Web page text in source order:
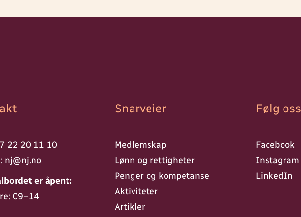
22 20 11 10
nj@nj.no
er åpent:
09–14
Snarveier
Medlemskap
Lønn og rettigheter
Penger og kompetanse
Aktiviteter
Artikler
Følg oss
Facebook
Instagram
LinkedIn